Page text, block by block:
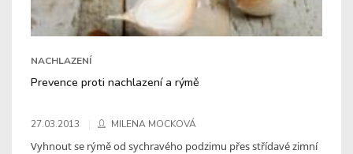
NACHLAZENÍ
Prevence proti nachlazení a rýmě
27.03.2013 MILENA MOCKOVÁ
Vyhnout se rýmě od sychravého podzimu přes střídavé zimní